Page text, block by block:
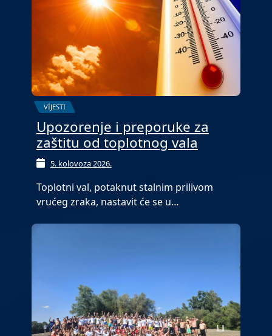
VIJESTI
Upozorenje i preporuke za
zaštitu od toplotnog vala
5. kolovoza 2026.
Toplotni val, potaknut stalnim prilivom
vrućeg zraka, nastavit će se u…